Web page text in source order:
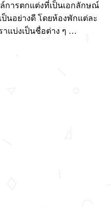
การตกแต่งที่เป็นเอกลักษณ์
นอย่างดี โดยห้องพักแต่ละ
แบ่งเป็นชื่อต่าง ๆ …